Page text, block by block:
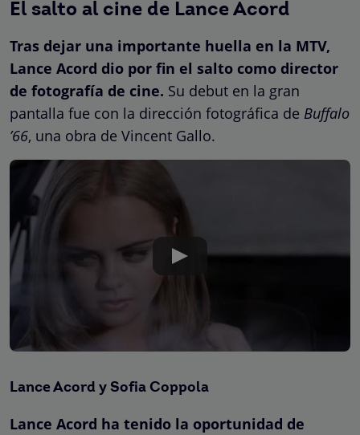
El salto al cine de Lance Acord
Tras dejar una importante huella en la MTV,
Lance Acord dio por fin el salto como director
de fotografía de cine. Su debut en la gran
pantalla fue con la dirección fotográfica de Buffalo
’66, una obra de Vincent Gallo.
Lance Acord y Sofia Coppola
Lance Acord ha tenido la oportunidad de